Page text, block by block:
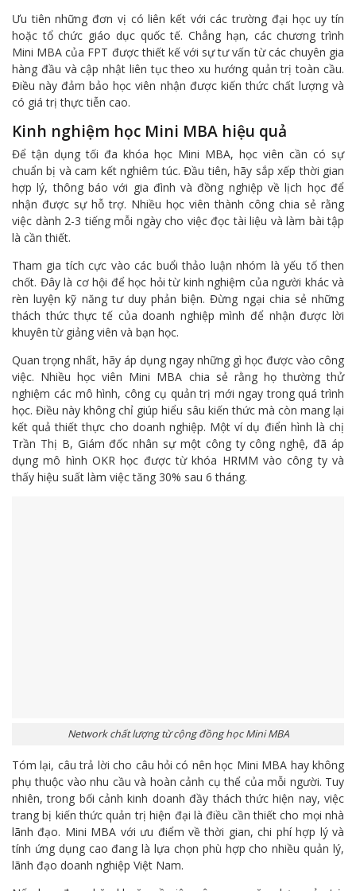
Ưu tiên những đơn vị có liên kết với các trường đại học uy tín
hoặc tổ chức giáo dục quốc tế. Chẳng hạn, các chương trình
Mini MBA của FPT được thiết kế với sự tư vấn từ các chuyên gia
hàng đầu và cập nhật liên tục theo xu hướng quản trị toàn cầu.
Điều này đảm bảo học viên nhận được kiến thức chất lượng và
có giá trị thực tiễn cao.
Kinh nghiệm học Mini MBA hiệu quả
Để tận dụng tối đa khóa học Mini MBA, học viên cần có sự
chuẩn bị và cam kết nghiêm túc. Đầu tiên, hãy sắp xếp thời gian
hợp lý, thông báo với gia đình và đồng nghiệp về lịch học để
nhận được sự hỗ trợ. Nhiều học viên thành công chia sẻ rằng
việc dành 2-3 tiếng mỗi ngày cho việc đọc tài liệu và làm bài tập
là cần thiết.
Tham gia tích cực vào các buổi thảo luận nhóm là yếu tố then
chốt. Đây là cơ hội để học hỏi từ kinh nghiệm của người khác và
rèn luyện kỹ năng tư duy phản biện. Đừng ngại chia sẻ những
thách thức thực tế của doanh nghiệp mình để nhận được lời
khuyên từ giảng viên và bạn học.
Quan trọng nhất, hãy áp dụng ngay những gì học được vào công
việc. Nhiều học viên Mini MBA chia sẻ rằng họ thường thử
nghiệm các mô hình, công cụ quản trị mới ngay trong quá trình
học. Điều này không chỉ giúp hiểu sâu kiến thức mà còn mang lại
kết quả thiết thực cho doanh nghiệp. Một ví dụ điển hình là chị
Trần Thị B, Giám đốc nhân sự một công ty công nghệ, đã áp
dụng mô hình OKR học được từ khóa HRMM vào công ty và
thấy hiệu suất làm việc tăng 30% sau 6 tháng.
Network chất lượng từ cộng đồng học Mini MBA
Tóm lại, câu trả lời cho câu hỏi có nên học Mini MBA hay không
phụ thuộc vào nhu cầu và hoàn cảnh cụ thể của mỗi người. Tuy
nhiên, trong bối cảnh kinh doanh đầy thách thức hiện nay, việc
trang bị kiến thức quản trị hiện đại là điều cần thiết cho mọi nhà
lãnh đạo. Mini MBA với ưu điểm về thời gian, chi phí hợp lý và
tính ứng dụng cao đang là lựa chọn phù hợp cho nhiều quản lý,
lãnh đạo doanh nghiệp Việt Nam.